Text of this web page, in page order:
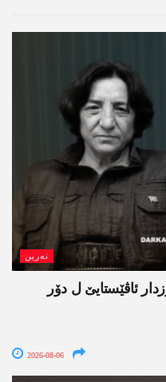
نەرین
ئاڤێستایێ ل دۆر
2026-08-06